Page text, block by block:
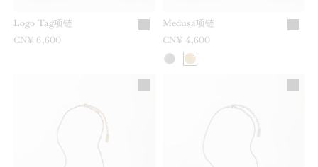
Logo Tag项链
CN¥ 6,600
Medusa项链
CN¥ 4,600